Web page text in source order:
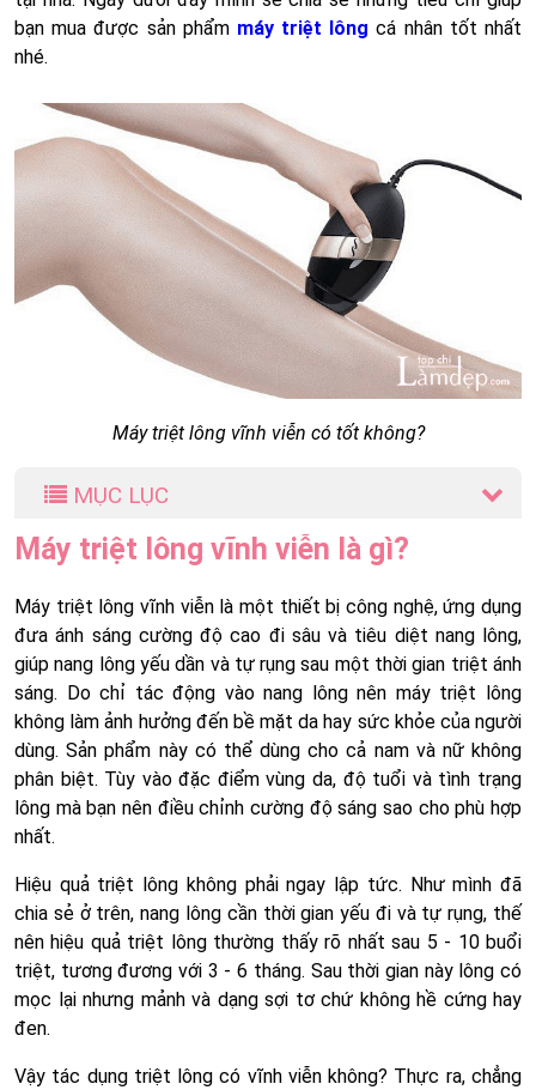
bạn mua được sản phẩm máy triệt lông cá nhân tốt nhất
nhé.
Máy triệt lông vĩnh viễn có tốt không?
MỤC LỤC
Máy triệt lông vĩnh viễn là gì?
Máy triệt lông vĩnh viễn là một thiết bị công nghệ, ứng dụng
đưa ánh sáng cường độ cao đi sâu và tiêu diệt nang lông,
giúp nang lông yếu dần và tự rụng sau một thời gian triệt ánh
sáng. Do chỉ tác động vào nang lông nên máy triệt lông
không làm ảnh hưởng đến bề mặt da hay sức khỏe của người
dùng. Sản phẩm này có thể dùng cho cả nam và nữ không
phân biệt. Tùy vào đặc điểm vùng da, độ tuổi và tình trạng
lông mà bạn nên điều chỉnh cường độ sáng sao cho phù hợp
nhất.
Hiệu quả triệt lông không phải ngay lập tức. Như mình đã
chia sẻ ở trên, nang lông cần thời gian yếu đi và tự rụng, thế
nên hiệu quả triệt lông thường thấy rõ nhất sau 5 - 10 buổi
triệt, tương đương với 3 - 6 tháng. Sau thời gian này lông có
mọc lại nhưng mảnh và dạng sợi tơ chứ không hề cứng hay
đen.
Vậy tác dụng triệt lông có vĩnh viễn không? Thực ra, chẳng